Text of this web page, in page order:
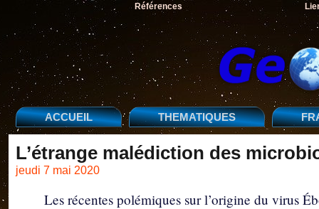
Références
ACCUEIL THEMATIQUES
L’étrange malédiction des
jeudi 7 mai 2020
Les récentes polémiques sur l’origine du virus